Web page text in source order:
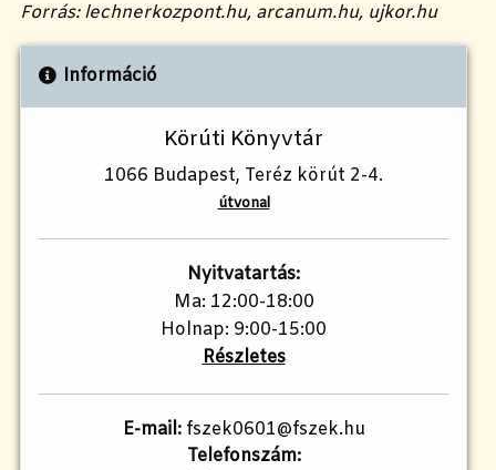
Forrás: lechnerkozpont.hu, arcanum.hu, ujkor.hu
Információ
Körúti Könyvtár
1066 Budapest, Teréz körút 2-4.
útvonal
Nyitvatartás:
Ma: 12:00-18:00
Holnap: 9:00-15:00
Részletes
E-mail:fszek0601@fszek.hu
Telefonszám: